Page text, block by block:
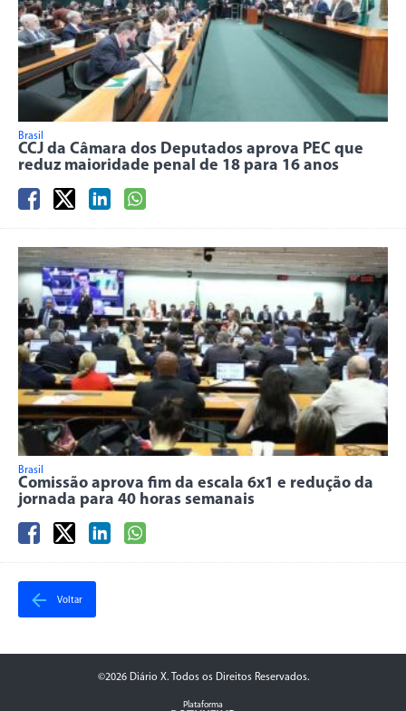
Brasil
CCJ da Câmara dos Deputados aprova PEC que
reduz maioridade penal de 18 para 16 anos
Brasil
Comissão aprova fim da escala 6x1 e redução da
jornada para 40 horas semanais
Voltar
©2026 Diário X. Todos os Direitos Reservados.
Plataforma